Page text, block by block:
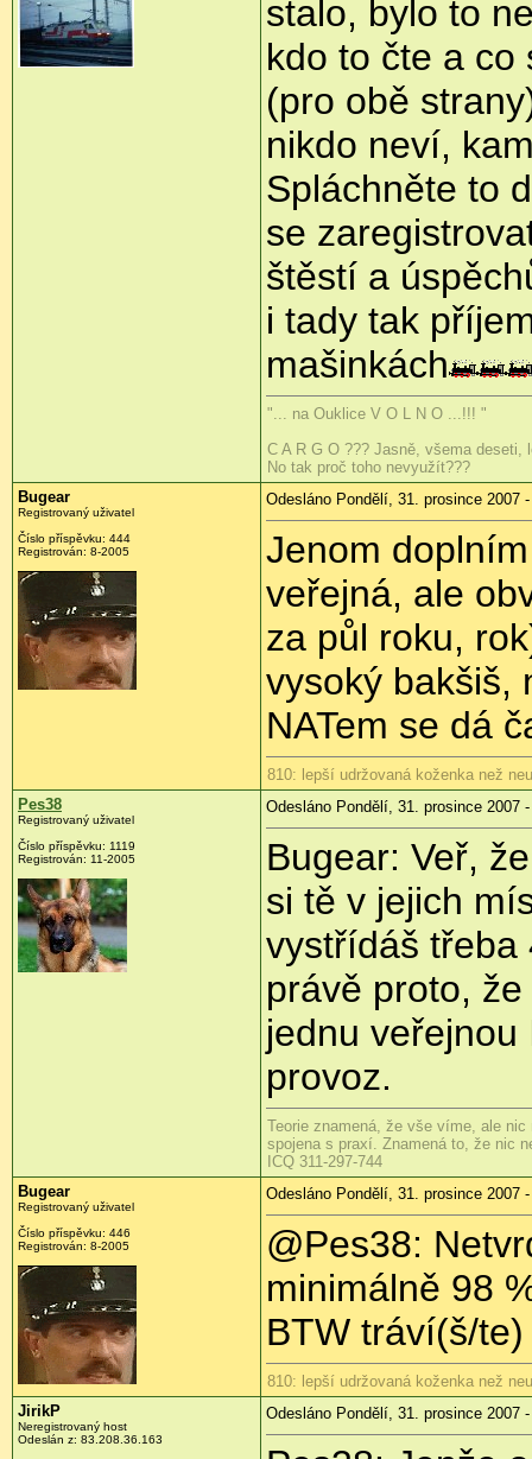
stalo, bylo to
kdo to čte a co
(pro obě
nikdo neví,
Spláchněte to
se
štěstí a
i tady tak
mašinkách
"... na Ouklice V O L N O ...!!! "
C A R G O ??? Jasně, všema deseti,
No tak proč toho nevyužít???
Bugear
Registrovaný uživatel
Číslo příspěvku: 444
Registrován: 8-2005
Odesláno Pondělí, 31. prosince 2007
Jenom
veřejná, ale
za půl roku,
vysoký bakšiš,
NATem se dá
810: lepší udržovaná koženka než
Pes38
Registrovaný uživatel
Číslo příspěvku: 1119
Registrován: 11-2005
Odesláno Pondělí, 31. prosince 2007
Bugear: Veř,
si tě v jejich
vystřídáš třeba
právě proto,
jednu
provoz.
Teorie znamená, že vše víme, ale
spojena s praxí. Znamená to, že nic
ICQ 311-297-744
Bugear
Registrovaný uživatel
Číslo příspěvku: 446
Registrován: 8-2005
Odesláno Pondělí, 31. prosince 2007
@Pes38:
minimálně 98
BTW tráví(š/
810: lepší udržovaná koženka než
JirikP
Neregistrovaný host
Odeslán z: 83.208.36.163
Odesláno Pondělí, 31. prosince 2007